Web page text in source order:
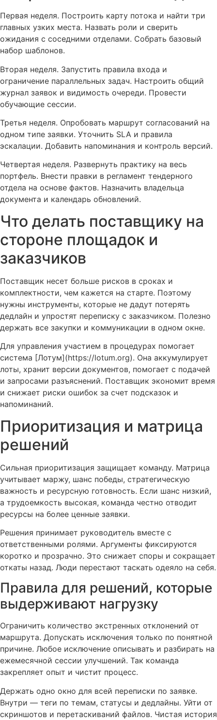
Первая неделя. Построить карту потока и найти три
главных узких места. Назвать роли и сверить
ожидания с соседними отделами. Собрать базовый
набор шаблонов.
Вторая неделя. Запустить правила входа и
ограничение параллельных задач. Настроить общий
журнал заявок и видимость очереди. Провести
обучающие сессии.
Третья неделя. Опробовать маршрут согласований на
одном типе заявки. Уточнить SLA и правила
эскалации. Добавить напоминания и контроль версий.
Четвертая неделя. Развернуть практику на весь
портфель. Внести правки в регламент тендерного
отдела на основе фактов. Назначить владельца
документа и календарь обновлений.
Что делать поставщику на
стороне площадок и
заказчиков
Поставщик несет больше рисков в сроках и
комплектности, чем кажется на старте. Поэтому
нужны инструменты, которые не дадут потерять
дедлайн и упростят переписку с заказчиком. Полезно
держать все закупки и коммуникации в одном окне.
Для управления участием в процедурах помогает
система [Лотум](https://lotum.org). Она аккумулирует
лоты, хранит версии документов, помогает с подачей
и запросами разъяснений. Поставщик экономит время
и снижает риски ошибок за счет подсказок и
напоминаний.
Приоритизация и матрица
решений
Сильная приоритизация защищает команду. Матрица
учитывает маржу, шанс победы, стратегическую
важность и ресурсную готовность. Если шанс низкий,
а трудоемкость высокая, команда честно отводит
ресурсы на более ценные заявки.
Решения принимает руководитель вместе с
ответственными ролями. Аргументы фиксируются
коротко и прозрачно. Это снижает споры и сокращает
откаты назад. Люди перестают таскать одеяло на себя.
Правила для решений, которые
выдерживают нагрузку
Ограничить количество экстренных отклонений от
маршрута. Допускать исключения только по понятной
причине. Любое исключение описывать и разбирать на
ежемесячной сессии улучшений. Так команда
закрепляет опыт и чистит процесс.
Держать одно окно для всей переписки по заявке.
Внутри — теги по темам, статусы и дедлайны. Уйти от
скриншотов и перетаскиваний файлов. Чистая история